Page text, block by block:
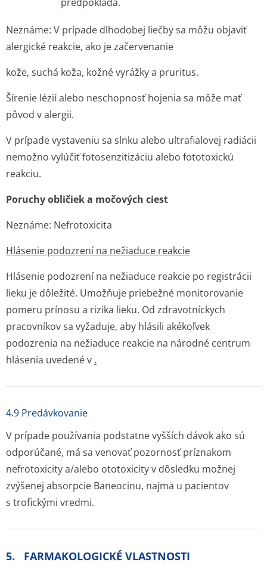
Neznáme: V prípade dlhodobej liečby sa môžu objaviť
alergické reakcie, ako je začervenanie
kože, suchá koža, kožné vyrážky a pruritus.
Šírenie lézií alebo neschopnosť hojenia sa môže mať
pôvod v alergii.
V prípade vystaveniu sa slnku alebo ultrafialovej radiácii
nemožno vylúčiť fotosenzitizáciu alebo fototoxickú
reakciu.
Poruchy obličiek a močových ciest
Neznáme: Nefrotoxicita
Hlásenie podozrení na nežiaduce reakcie
Hlásenie podozrení na nežiaduce reakcie po registrácii
lieku je dôležité. Umožňuje priebežné monitorovanie
pomeru prínosu a rizika lieku. Od zdravotníckych
pracovníkov sa vyžaduje, aby hlásili akékoľvek
podozrenia na nežiaduce reakcie na národné centrum
hlásenia uvedené v .
4.9 Predávkovanie
V prípade používania podstatne vyšších dávok ako sú
odporúčané, má sa venovať pozornosť príznakom
nefrotoxicity a/alebo ototoxicity v dôsledku možnej
zvýšenej absorpcie Baneocinu, najmä u pacientov
s trofickými vredmi.
5. FARMAKOLOGICKÉ VLASTNOSTI